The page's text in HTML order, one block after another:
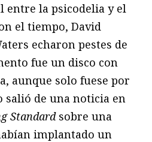
entre la psicodelia y el
el tiempo, David
echaron pestes de
fue un disco con
aunque solo fuese por
salió de una noticia en
Standardsobre una
implantado un